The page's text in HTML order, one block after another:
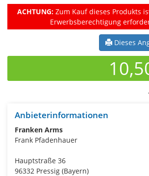
ACHTUNG:Zum Kauf dieses Produkts
Erwerbsberechtigung
Dieses
Anbieterinformationen
Franken Arms
Frank Pfadenhauer
Hauptstraße 36
96332 Pressig (Bayern)